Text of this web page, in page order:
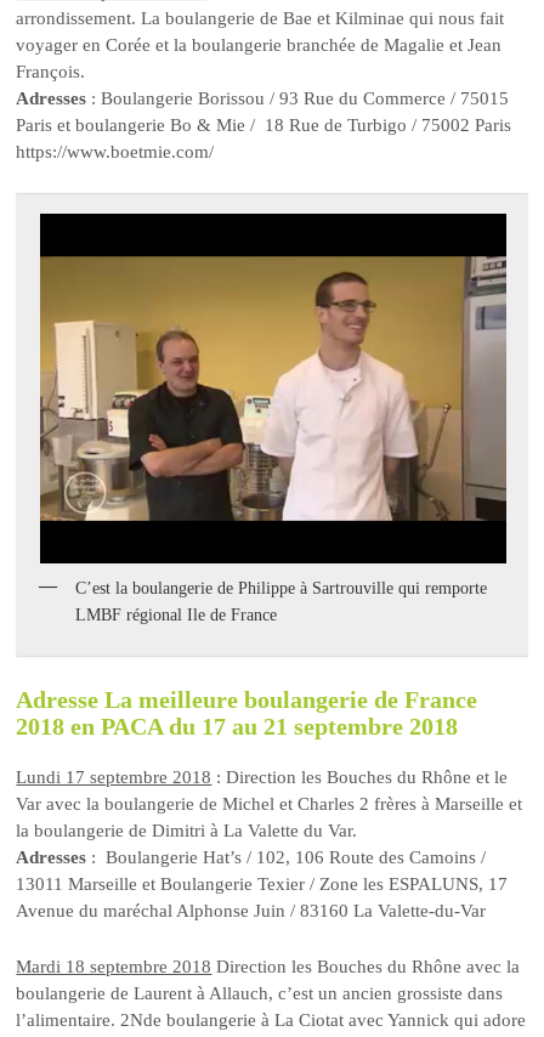
arrondissement. La boulangerie de Bae et Kilminae qui nous fait
voyager en Corée et la boulangerie branchée de Magalie et Jean
François.
Adresses : Boulangerie Borissou / 93 Rue du Commerce / 75015
Paris et boulangerie Bo & Mie / 18 Rue de Turbigo / 75002 Paris
https://www.boetmie.com/
C’est la boulangerie de Philippe à Sartrouville qui remporte
LMBF régional Ile de France
Adresse La meilleure boulangerie de France
2018 en PACA du 17 au 21 septembre 2018
Lundi 17 septembre 2018 : Direction les Bouches du Rhône et le
Var avec la boulangerie de Michel et Charles 2 frères à Marseille et
la boulangerie de Dimitri à La Valette du Var.
Adresses : Boulangerie Hat’s / 102, 106 Route des Camoins /
13011 Marseille et Boulangerie Texier / Zone les ESPALUNS, 17
Avenue du maréchal Alphonse Juin / 83160 La Valette-du-Var
Mardi 18 septembre 2018 Direction les Bouches du Rhône avec la
boulangerie de Laurent à Allauch, c’est un ancien grossiste dans
l’alimentaire. 2Nde boulangerie à La Ciotat avec Yannick qui adore